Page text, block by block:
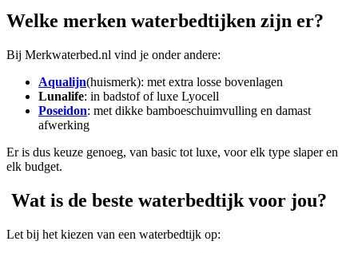
Welke merken waterbedtijken zijn er?
Bij Merkwaterbed.nl vind je onder andere:
Aqualijn(huismerk): met extra losse bovenlagen
Lunalife: in badstof of luxe Lyocell
Poseidon: met dikke bamboeschuimvulling en damast
afwerking
Er is dus keuze genoeg, van basic tot luxe, voor elk type slaper en
elk budget.
Wat is de beste waterbedtijk voor jou?
Let bij het kiezen van een waterbedtijk op: